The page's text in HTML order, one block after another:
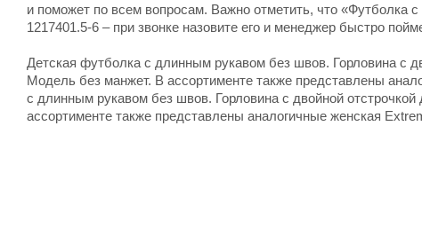
и поможет по всем вопросам. Важно отметить, что «Футболка
1217401.5-6 – при звонке назовите его и менеджер быстро
Детская футболка с длинным рукавом без швов. Горловина с
Модель без манжет. В ассортименте также представлены
с длинным рукавом без швов. Горловина с двойной
ассортименте также представлены аналогичные женская